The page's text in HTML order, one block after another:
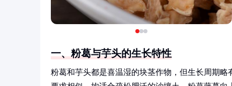
一、粉葛与芋头的生长特性
粉葛和芋头都是喜温湿的块茎作物，但生长周期